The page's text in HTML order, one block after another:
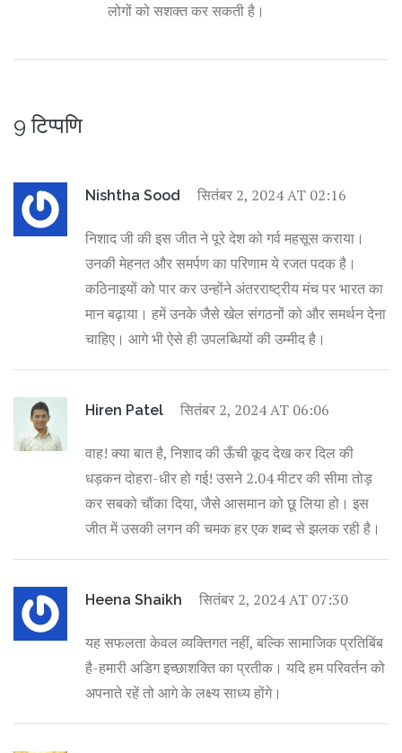
लोगों को सशक्त कर सकती है।
9 टिप्पणि
Nishtha Sood सितंबर 2, 2024 AT 02:16
निशाद जी की इस जीत ने पूरे देश को गर्व महसूस कराया।
उनकी मेहनत और समर्पण का परिणाम ये रजत पदक है।
कठिनाइयों को पार कर उन्होंने अंतरराष्ट्रीय मंच पर भारत का
मान बढ़ाया। हमें उनके जैसे खेल संगठनों को और समर्थन देना
चाहिए। आगे भी ऐसे ही उपलब्धियों की उम्मीद है।
Hiren Patel सितंबर 2, 2024 AT 06:06
वाह! क्या बात है, निशाद की ऊँची कूद देख कर दिल की
धड़कन दोहरा-धीर हो गई! उसने 2.04 मीटर की सीमा तोड़
कर सबको चौंका दिया, जैसे आसमान को छू लिया हो। इस
जीत में उसकी लगन की चमक हर एक शब्द से झलक रही है।
Heena Shaikh सितंबर 2, 2024 AT 07:30
यह सफलता केवल व्यक्तिगत नहीं, बल्कि सामाजिक प्रतिबिंब
है-हमारी अडिग इच्छाशक्ति का प्रतीक। यदि हम परिवर्तन को
अपनाते रहें तो आगे के लक्ष्य साध्य होंगे।